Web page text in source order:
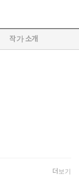
소재와 상황마다 펼
수 없을 정도로 리드
전부터 많은 기대를
된 자본주의가 약자
』(은행나무,
은 소설이 상품화되
(은행나무, 2012),
을 제기하는 『오
, 2012) 모두 자본
시리즈로 기획됐다.
태평양 위를 표류
한 인문 성향의 소
작가 소개
더보기